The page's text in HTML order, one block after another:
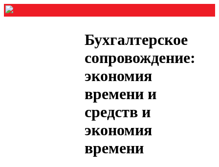
Бухгалтерское
сопровождение:
экономия
времени и
средств и
экономия
времени